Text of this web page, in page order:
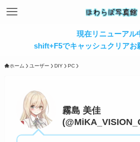
現在リニューアル
shift+F5でキャッシュクリアお
ホーム ユーザー DIY PC
霧島 美佳